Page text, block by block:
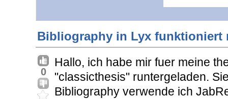
Bibliography in Lyx funktioniert
0
Hallo, ich habe mir fuer meine
"classicthesis" runtergeladen.
Bibliography verwende ich